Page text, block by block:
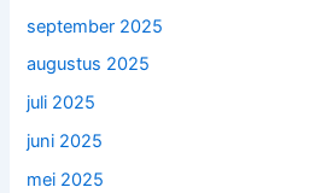
september 2025
augustus 2025
juli 2025
juni 2025
mei 2025